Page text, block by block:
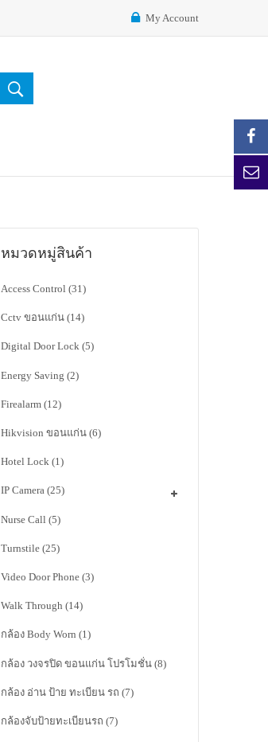
My Account
หมวดหมู่สินค้า
Access Control (31)
Cctv ขอนแก่น (14)
Digital Door Lock (5)
Energy Saving (2)
Firealarm (12)
Hikvision ขอนแก่น (6)
Hotel Lock (1)
IP Camera (25)
Nurse Call (5)
Turnstile (25)
Video Door Phone (3)
Walk Through (14)
กล้อง Body Worn (1)
กล้อง วงจรปิด ขอนแก่น โปรโมชั่น (8)
กล้อง อ่าน ป้าย ทะเบียน รถ (7)
กล้องจับป้ายทะเบียนรถ (7)